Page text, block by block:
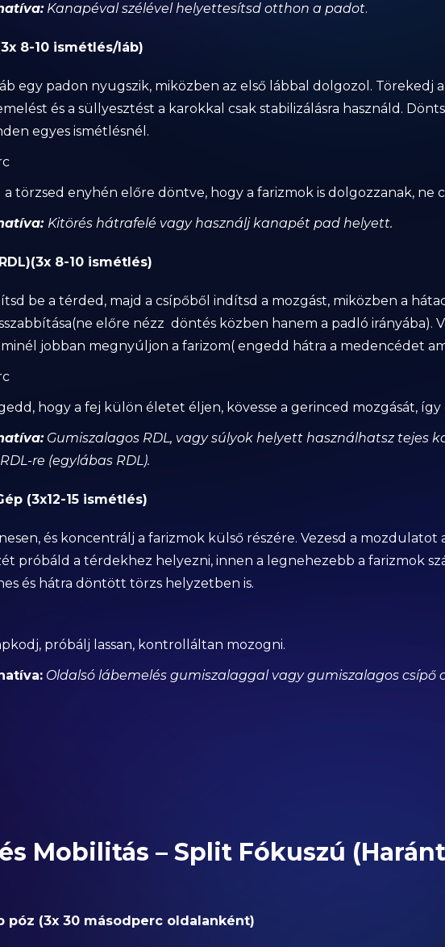
Kanapéval szélével helyettesítsd otthon a padot.
8-10 ismétlés/láb)
egy padon nyugszik, miközben az első lábbal dolgozol. Törekedj
és a süllyesztést a karokkal csak stabilizálásra használd.
egyes ismétlésnél.
a törzsed enyhén előre döntve, hogy a farizmok is dolgozzanak, ne
Kitörés hátrafelé vagy használj kanapét pad helyett.
8-10 ismétlés)
be a térded, majd a csípőből indítsd a mozgást, miközben a
előre nézz döntés közben hanem a padló irányába).
jobban megnyúljon a farizom( engedd hátra a medencédet
hogy a fej külön életet éljen, kövesse a gerinced mozgását,
Gumiszalagos RDL, vagy súlyok helyett használhatsz tejes
re (egylábas RDL).
(3x12-15 ismétlés)
és koncentrálj a farizmok külső részére. Vezesd a mozdulatot
próbáld a térdekhez helyezni, innen a legnehezebb a farizmok
és hátra döntött törzs helyzetben is.
próbálj lassan, kontrolláltan mozogni.
Oldalsó lábemelés gumiszalaggal vagy gumiszalagos csípő
Mobilitás – Split Fókuszú
póz (3x 30 másodperc oldalanként)